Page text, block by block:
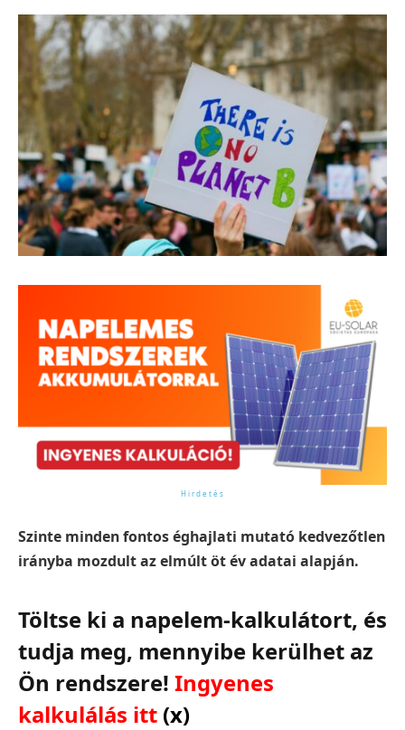
Szinte minden fontos éghajlati mutató kedvezőtlen
irányba mozdult az elmúlt öt év adatai alapján.
Töltse ki a napelem-kalkulátort, és
tudja meg, mennyibe kerülhet az
Ön rendszere! Ingyenes
kalkulálás itt (x)